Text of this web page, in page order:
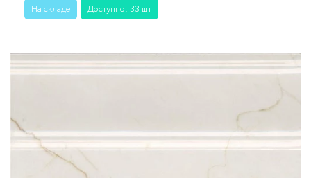
На складе Доступно: 33 шт